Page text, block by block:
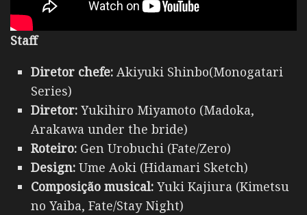
Staff
Diretor chefe: Akiyuki Shinbo(Monogatari
Series)
Diretor: Yukihiro Miyamoto (Madoka,
Arakawa under the bride)
Roteiro: Gen Urobuchi (Fate/Zero)
Design: Ume Aoki (Hidamari Sketch)
Composição musical: Yuki Kajiura (Kimetsu
no Yaiba, Fate/Stay Night)